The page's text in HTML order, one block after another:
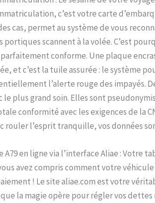
c’est votre carte
cas, permet au système de vous
portiques scannent à la volée. C’est
conforme. Une plaque
et c’est la tuile assurée : le système
l’alerte rouge des impayés.
le plus grand soin. Elles sont
conformité avec les exigences de la
rouler l’esprit tranquille, vos données
A79 en ligne via l’interface Aliae : Votre
avez compris comment votre
! Le site aliae.com est votre
que la magie opère pour régler vos